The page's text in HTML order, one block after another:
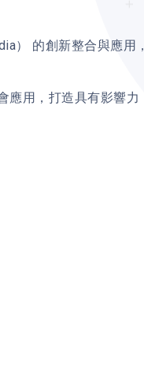
） 的創新整合與應用，
應用，打造具有影響力